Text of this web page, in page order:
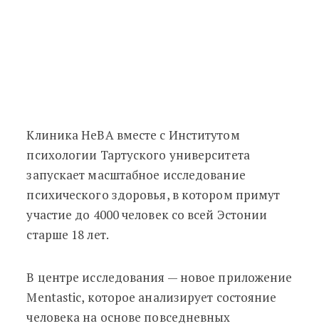
Клиника HeBA вместе с Институтом
психологии Тартуского университета
запускает масштабное исследование
психического здоровья, в котором примут
участие до 4000 человек со всей Эстонии
старше 18 лет.
В центре исследования — новое приложение
Mentastic, которое анализирует состояние
человека на основе повседневных